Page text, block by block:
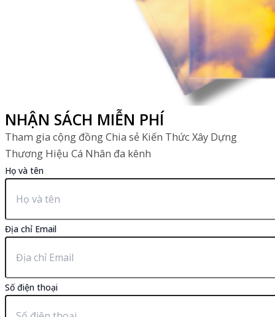
NHẬN SÁCH MIỄN PHÍ
Tham gia cộng đồng Chia sẻ Kiến Thức Xây Dựng
Thương Hiệu Cá Nhân đa kênh
Họ và tên
Địa chỉ Email
Số điện thoại